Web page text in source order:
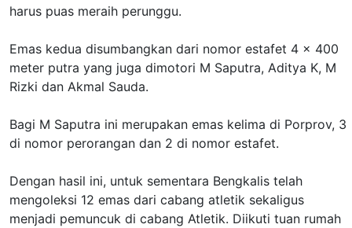
harus puas meraih perunggu.
Emas kedua disumbangkan dari nomor estafet 4 x 400
meter putra yang juga dimotori M Saputra, Aditya K, M
Rizki dan Akmal Sauda.
Bagi M Saputra ini merupakan emas kelima di Porprov, 3
di nomor perorangan dan 2 di nomor estafet.
Dengan hasil ini, untuk sementara Bengkalis telah
mengoleksi 12 emas dari cabang atletik sekaligus
menjadi pemuncuk di cabang Atletik. Diikuti tuan rumah